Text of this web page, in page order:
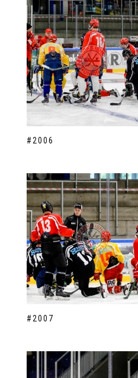
#2006
#2007